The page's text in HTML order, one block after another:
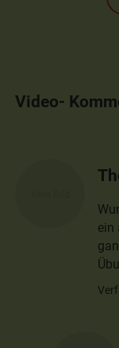
Video-
ein